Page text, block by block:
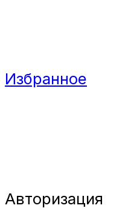
Избранное
Авторизация